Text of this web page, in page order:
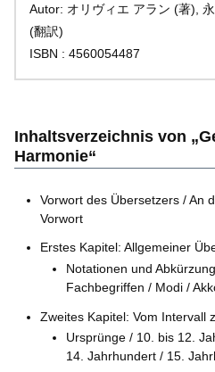
Autor: オリヴィエ アラン (著),
(翻訳)
ISBN : 4560054487
Inhaltsverzeichnis von
Harmonie“
Vorwort des Übersetzers / An
Vorwort
Erstes Kapitel: Allgemeiner
Notationen und
Fachbegriffen / Modi /
Zweites Kapitel: Vom Intervall
Ursprünge / 10. bis 12.
14. Jahrhundert / 15.